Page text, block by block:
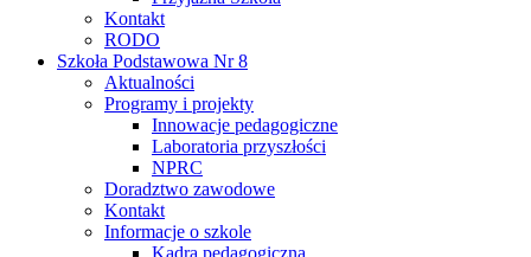
Kontakt
RODO
Szkoła Podstawowa Nr 8
Aktualności
Programy i projekty
Innowacje pedagogiczne
Laboratoria przyszłości
NPRC
Doradztwo zawodowe
Kontakt
Informacje o szkole
Kadra pedagogiczna